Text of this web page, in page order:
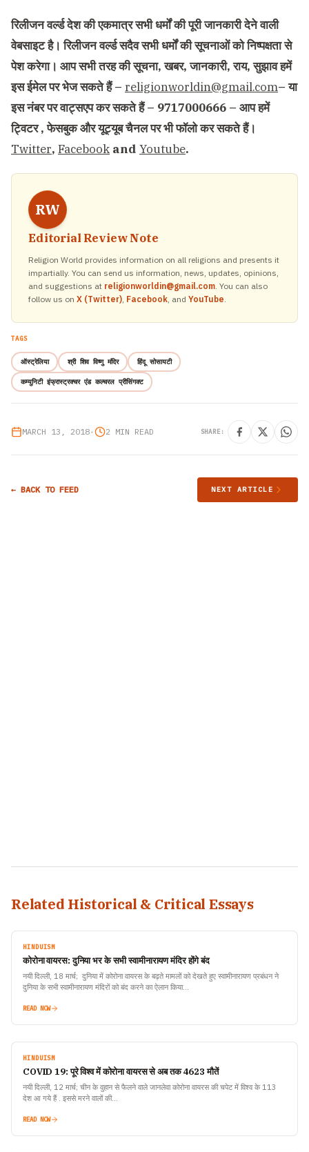
रिलीजन वर्ल्ड देश की एकमात्र सभी धर्मों की पूरी जानकारी देने वाली
वेबसाइट है। रिलीजन वर्ल्ड सदैव सभी धर्मों की सूचनाओं को निष्पक्षता से
पेश करेगा। आप सभी तरह की सूचना, खबर, जानकारी, राय, सुझाव हमें
इस ईमेल पर भेज सकते हैं – religionworldin@gmail.com– या
इस नंबर पर वाट्सएप कर सकते हैं – 9717000666 – आप हमें
ट्विटर , फेसबुक और यूट्यूब चैनल पर भी फॉलो कर सकते हैं।
Twitter, Facebook and Youtube.
RW
Editorial Review Note
Religion World provides information on all religions and presents it
impartially. You can send us information, news, updates, opinions,
and suggestions at religionworldin@gmail.com. You can also
follow us on X (Twitter), Facebook, and YouTube.
TAGS
ऑस्ट्रेलिया श्री शिव विष्णु मंदिर हिंदू सोसायटी
कम्युनिटी इंफ्रास्ट्रक्चर एंड कल्चरल प्रीसिंगक्ट
MARCH 13, 2018• 2 MIN READ SHARE:
← BACK TO FEED NEXT ARTICLE
Related Historical & Critical Essays
HINDUISM
कोरोना वायरस: दुनिया भर के सभी स्‍वामीनारायण मंदिर होंगे बंद
नयी दिल्ली, 18 मार्च; दुनिया में कोरोना वायरस के बढ़ते मामलों को देखते हुए स्‍वामीनारायण प्रबंधन ने
दुनिया के सभी स्‍वामीनारायण मंदिरों को बंद करने का ऐलान किया…
READ NOW
HINDUISM
COVID 19: पूरे विश्व में कोरोना वायरस से अब तक 4623 मौतें
नयी दिल्ली, 12 मार्च; चीन के वुहान से फैलने वाले जानलेवा कोरोना वायरस की चपेट में विश्व के 113
देश आ गये हैं . इससे मरने वालों की…
READ NOW